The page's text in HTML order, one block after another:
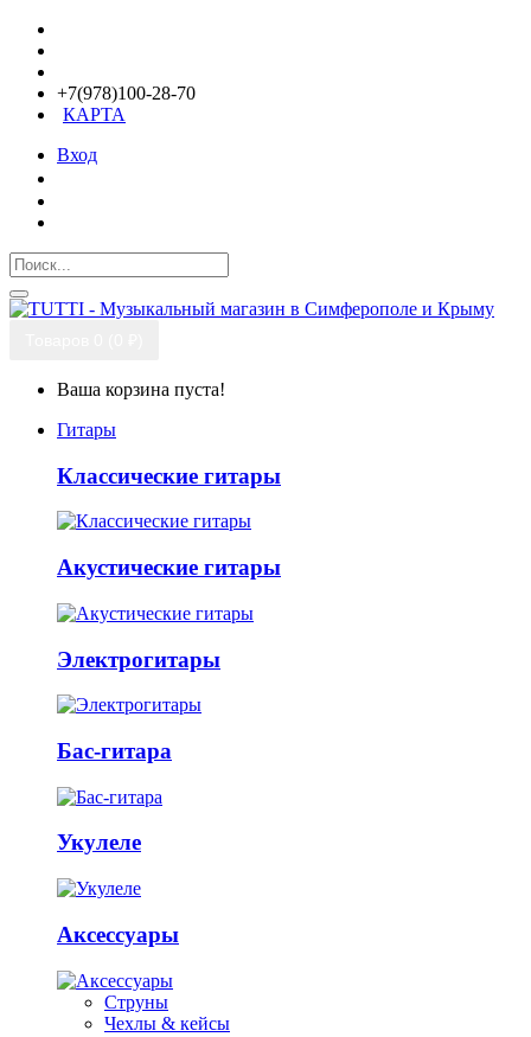
+7(978)100-28-70
КАРТА
Вход
Ваша корзина пуста!
Гитары
Классические гитары
Акустические гитары
Электрогитары
Бас-гитара
Укулеле
Аксессуары
Струны
Чехлы & кейсы